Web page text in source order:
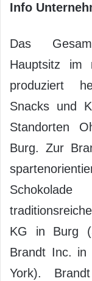
Info
Das
Hauptsitz im
produziert
Snacks und
Standorten
Burg. Zur
KG in Burg
Brandt Inc. in
York).